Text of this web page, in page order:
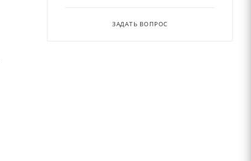
ЗАДАТЬ ВОПРОС